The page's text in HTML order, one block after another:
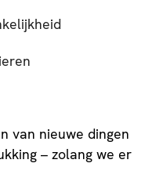
van nieuwe dingen
– zolang we er